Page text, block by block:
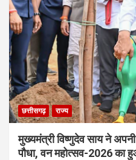
छत्तीसगढ़ राज्य
मुख्यमंत्री विष्णुदेव साय ने
पौधा, वन महोत्सव-2026 का